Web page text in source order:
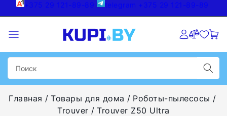
+375 29 121-89-89 telegram +375 29 121-89-89
Главная Товары для дома
Роботы-пылесосы
Trouver
Trouver Z50 Ultra